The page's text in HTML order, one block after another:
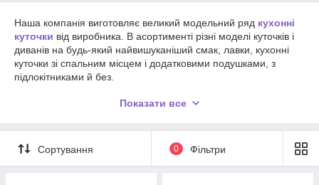
Наша компанія виготовляє великий модельний ряд кухонні
куточки від виробника. В асортименті різні моделі куточків і
диванів на будь-який найвишуканіший смак, лавки, кухонні
куточки зі спальним місцем і додатковими подушками, з
підлокітниками й без.
самій колірній гамі та з того ж матеріалу, як Ваш кухонний
Докладніше на будь-яке питання Вам дадуть відповідь по
одному з контактних телефонів. З радістю чекайте Вашого
Показати все
Сортування 0 Фільтри